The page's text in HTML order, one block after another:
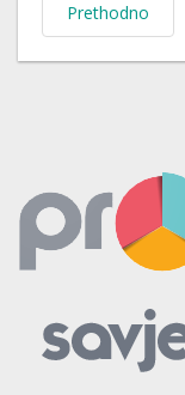
Prethodno